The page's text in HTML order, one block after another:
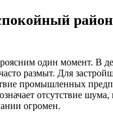
один момент. В
размыт. Для
промышленных
отсутствие
огромен.